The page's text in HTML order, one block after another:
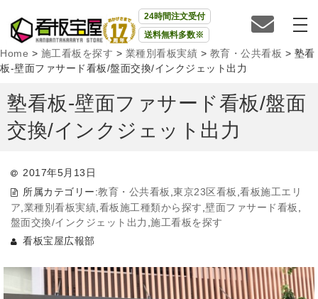
24時間注文受付
送料無料多数※
Home > 施工看板を探す > 業種別看板実績 > 教育・公共看板 > 塾看
板-壁面ファサード看板/盤面交換/インクジェット出力
塾看板-壁面ファサード看板/盤面
交換/インクジェット出力
2017年5月13日
所属カテゴリー:教育・公共看板 ,東京23区看板 ,看板施工エリ
ア 業種別看板実績 看板施工種類から探す ,壁面ファサード看板
盤面交換/インクジェット出力 ,施工看板を探す
看板宝屋広報部